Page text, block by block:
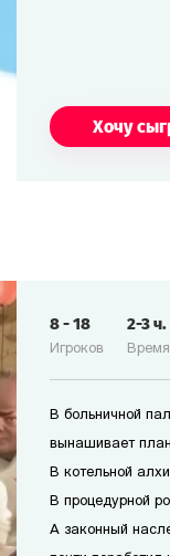
Хочу
Игроков
8-18 2-3ч.
В больничной
вынашивает
В котельной
В процедурной
А законный